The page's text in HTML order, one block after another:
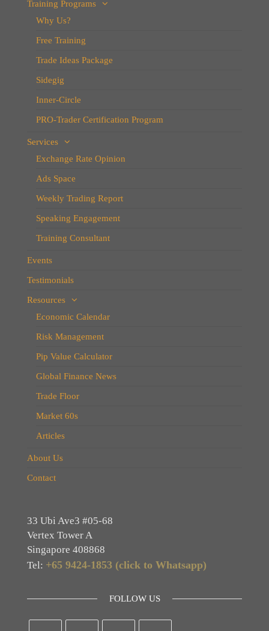
Training Programs
Why Us?
Free Training
Trade Ideas Package
Sidegig
Inner-Circle
PRO-Trader Certification Program
Services
Exchange Rate Opinion
Ads Space
Weekly Trading Report
Speaking Engagement
Training Consultant
Events
Testimonials
Resources
Economic Calendar
Risk Management
Pip Value Calculator
Global Finance News
Trade Floor
Market 60s
Articles
About Us
Contact
33 Ubi Ave3 #05-68
Vertex Tower A
Singapore 408868
Tel: +65 9424-1853 (click to Whatsapp)
FOLLOW US